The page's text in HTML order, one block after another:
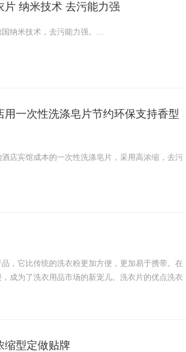
片 纳米技术 去污能力强
纳米技术，去污能力强。...
一次性洗涤皂片节约环保支持香型
店宾馆成本的一次性洗涤皂片，采用高浓缩，去污
，它比传统的洗衣粉更加方便，更加易于携带。在
成为了洗衣用品市场的新宠儿。洗衣片的优点洗衣
缩型定做贴牌